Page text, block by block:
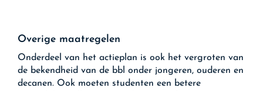
Overige maatregelen
Onderdeel van het actieplan is ook het vergroten van
de bekendheid van de bbl onder jongeren, ouderen en
decanen. Ook moeten studenten een betere